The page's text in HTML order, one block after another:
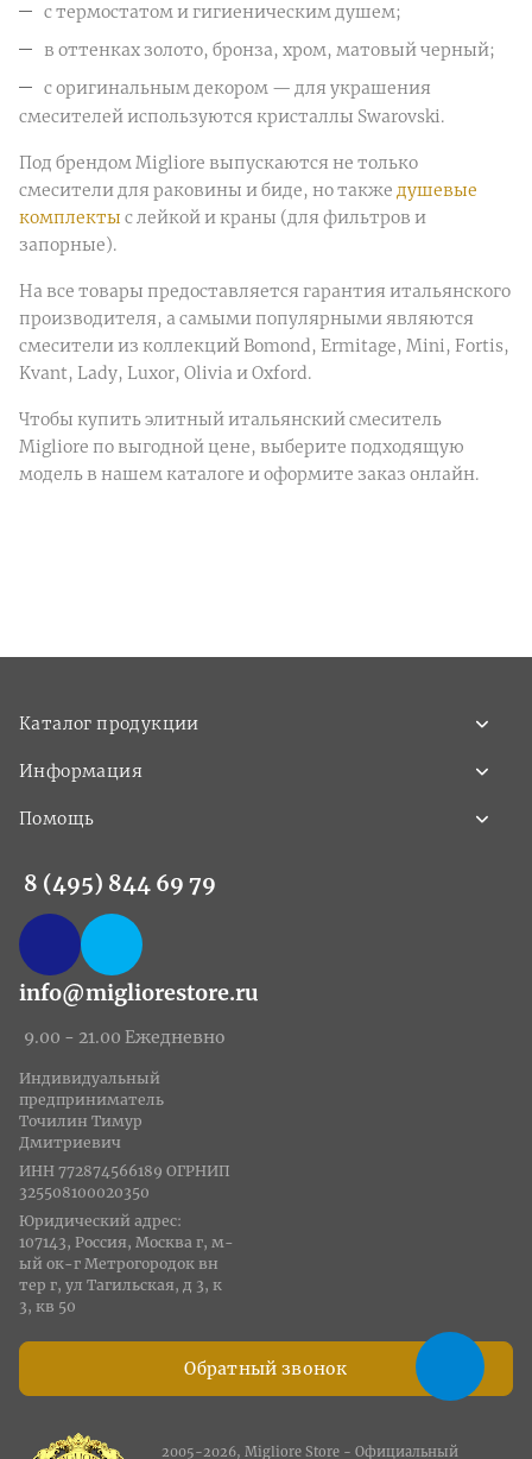
с термостатом и гигиеническим душем;
в оттенках золото, бронза, хром, матовый черный;
с оригинальным декором — для украшения
смесителей используются кристаллы Swarovski.
Под брендом Migliore выпускаются не только
смесители для раковины и биде, но также душевые
комплекты с лейкой и краны (для фильтров и
запорные).
На все товары предоставляется гарантия итальянского
производителя, а самыми популярными являются
смесители из коллекций Bomond, Ermitage, Mini, Fortis,
Kvant, Lady, Luxor, Olivia и Oxford.
Чтобы купить элитный итальянский смеситель
Migliore по выгодной цене, выберите подходящую
модель в нашем каталоге и оформите заказ онлайн.
Каталог продукции
Информация
Помощь
8 (495) 844 69 79
info@migliorestore.ru
9.00 - 21.00 Ежедневно
Обратный звонок
Индивидуальный
предприниматель
Точилин Тимур
Дмитриевич
ИНН 772874566189 ОГРНИП
325508100020350
Юридический адрес:
107143, Россия, Москва г, м-
ый ок-г Метрогородок вн
тер г, ул Тагильская, д 3, к
3, кв 50
2005-2026, Migliore Store - Официальный